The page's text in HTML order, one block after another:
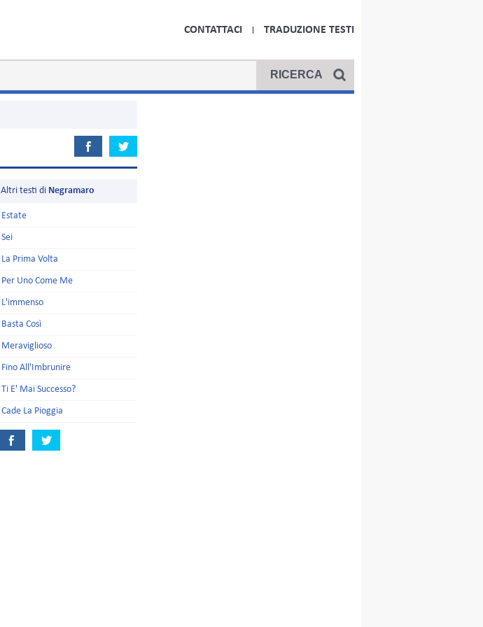
CONTATTACI TRADUZIONE TESTI
Altri testi di Negramaro
Estate
Sei
La Prima Volta
Per Uno Come Me
L'immenso
Basta Così
Meraviglioso
Fino All'Imbrunire
Ti E' Mai Successo?
Cade La Pioggia